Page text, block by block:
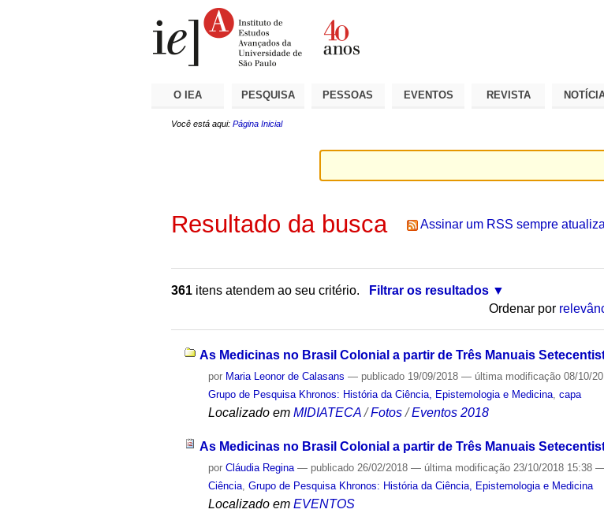
O IEA PESQUISA PESSOAS EVENTOS REVISTA
Você está aqui: Página Inicial
Resultado da busca Assinar um RSS sempre
361 itens atendem ao seu critério.
Filtrar os resultados
Ordenar por
As Medicinas no Brasil Colonial a partir de Três Manuais
por Maria Leonor de Calasans — publicado 19/09/2018— última modificação 08/10/
Grupo de Pesquisa Khronos: História da Ciência, Epistemologia e Medicina ,capa
Localizado em MIDIATECA /Fotos /Eventos 2018
As Medicinas no Brasil Colonial a partir de Três Manuais
porCláudia Regina — publicado 26/02/2018— última modificação 23/10/2018 15:38—
Ciência ,Grupo de Pesquisa Khronos: História da Ciência, Epistemologia e Medicina
Localizado em EVENTOS